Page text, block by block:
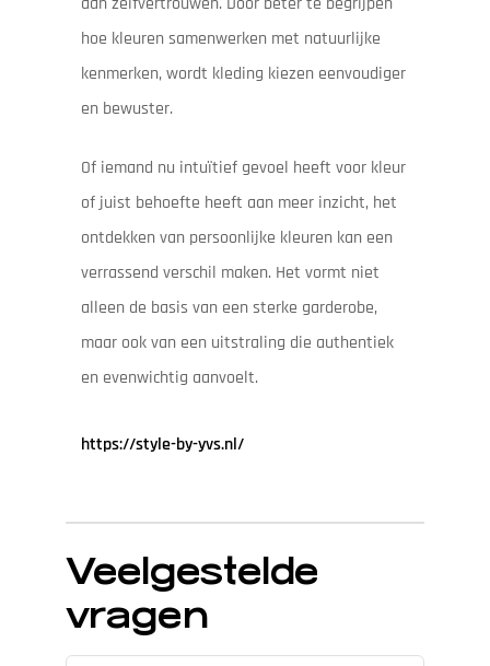
hoe kleuren samenwerken met natuurlijke
kenmerken, wordt kleding kiezen eenvoudiger
en bewuster.
Of iemand nu intuïtief gevoel heeft voor kleur
of juist behoefte heeft aan meer inzicht, het
ontdekken van persoonlijke kleuren kan een
verrassend verschil maken. Het vormt niet
alleen de basis van een sterke garderobe,
maar ook van een uitstraling die authentiek
en evenwichtig aanvoelt.
https://style-by-yvs.nl/
Veelgestelde
vragen